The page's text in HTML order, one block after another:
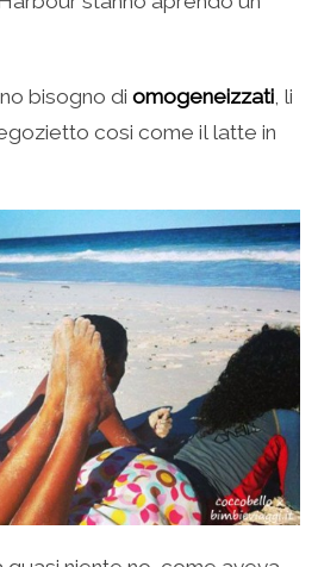
bisogno di omogeneizzati, li
cosi come il latte in